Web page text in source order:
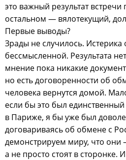
это важный результат встречи
остальном — вялотекущий,
Первые выводы?
Зрады не случилось. Истерика
бессмысленной. Результата
мнение пока никакие
но есть договоренности об
человека вернутся домой.
если бы это был единственный
в Париже, я бы уже был
договариваясь об обмене с
демонстрируем миру, что они
а не просто стоят в сторонке.